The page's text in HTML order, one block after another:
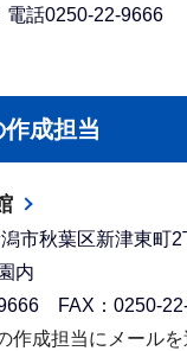
電話0250-22-9666
成担当
市秋葉区新津東町2
内
FAX：0250-
作成担当にメールを